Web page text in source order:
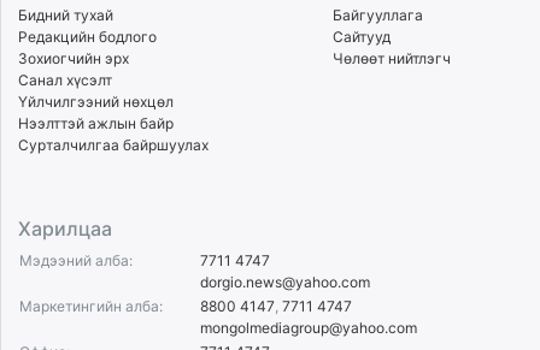
Бидний тухай
Редакцийн бодлого
Зохиогчийн эрх
Санал хүсэлт
Үйлчилгээний нөхцөл
Нээлттэй ажлын байр
Сурталчилгаа байршуулах
Байгууллага
Сайтууд
Чөлөөт нийтлэгч
Харилцаа
Мэдээний алба:
7711 4747
dorgio.news@yahoo.com
Маркетингийн алба:
8800 4147, 7711 4747
mongolmediagroup@yahoo.com